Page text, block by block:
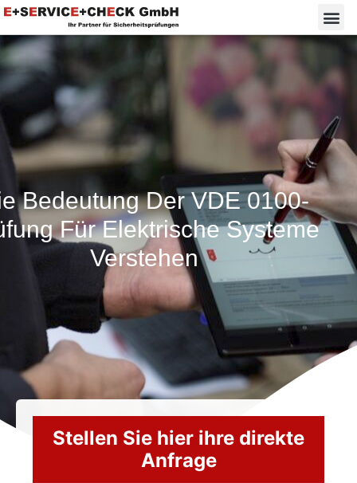
Bedeutung Der VDE 0100-
Für Elektrische Systeme
Verstehen
Stellen Sie hier ihre direkte
Anfrage